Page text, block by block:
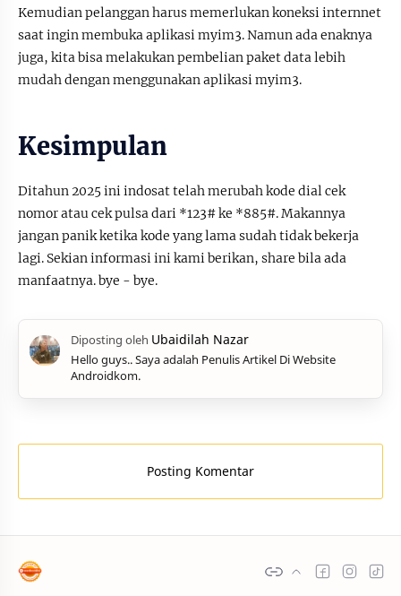
Kemudian pelanggan harus memerlukan koneksi internnet
saat ingin membuka aplikasi myim3. Namun ada enaknya
juga, kita bisa melakukan pembelian paket data lebih
mudah dengan menggunakan aplikasi myim3.
Kesimpulan
Ditahun 2025 ini indosat telah merubah kode dial cek
nomor atau cek pulsa dari *123# ke *885#. Makannya
jangan panik ketika kode yang lama sudah tidak bekerja
lagi. Sekian informasi ini kami berikan, share bila ada
manfaatnya. bye - bye.
Hello guys.. Saya adalah Penulis Artikel Di Website
Androidkom.
Posting Komentar